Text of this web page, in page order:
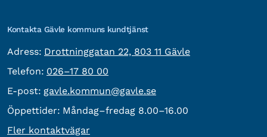
Kontakta Gävle kommuns kundtjänst
Adress: besöksadress:
Drottninggatan 22, 803 11 Gävle
Telefon: Telefon:
026–17 80 00
E-post: E-post:
gavle.kommun@gavle.se
Öppettider: Måndag–fredag 8.00–16.00
Fler kontaktvägar